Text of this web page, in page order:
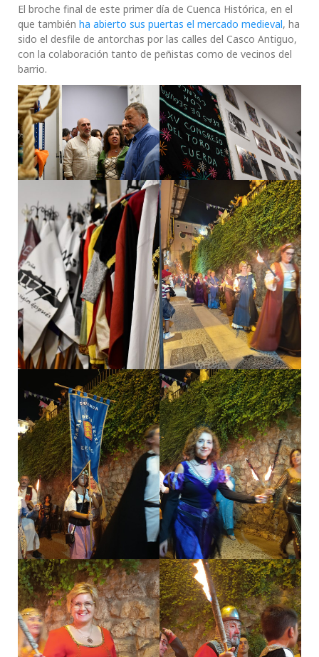
El broche final de este primer día de Cuenca Histórica, en el
que también ha abierto sus puertas el mercado medieval, ha
sido el desfile de antorchas por las calles del Casco Antiguo,
con la colaboración tanto de peñistas como de vecinos del
barrio.